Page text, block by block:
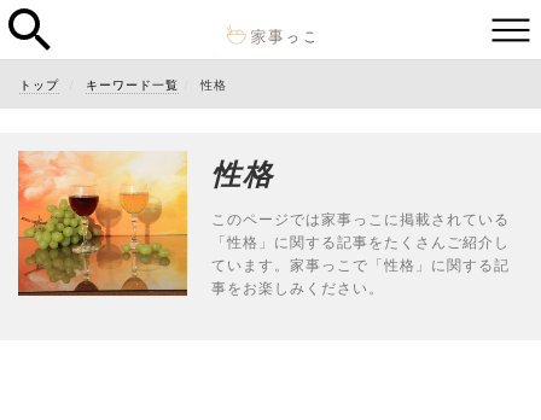
トップ キーワード一覧 性格
性格
このページでは家事っこに掲載されている
「性格」に関する記事をたくさんご紹介し
ています。家事っこで「性格」に関する記
事をお楽しみください。